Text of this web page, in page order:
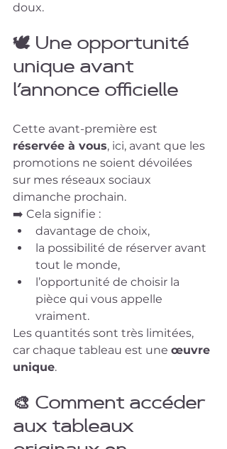
doux.
🕊️ Une opportunité
unique avant
l’annonce officielle
Cette avant-première est
réservée à vous, ici, avant que les
promotions ne soient dévoilées
sur mes réseaux sociaux
dimanche prochain.
➡️ Cela signifie :
davantage de choix,
la possibilité de réserver avant
tout le monde,
l’opportunité de choisir la
pièce qui vous appelle
vraiment.
Les quantités sont très limitées,
car chaque tableau est une œuvre
unique.
🎨 Comment accéder
aux tableaux